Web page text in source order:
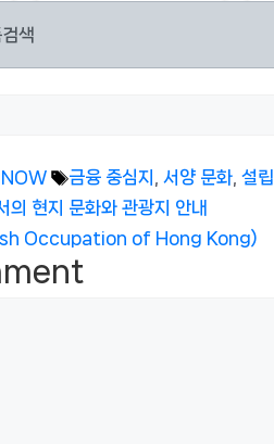
색
Tags
금융 중심지 서양 문화 설립
현지 문화와 관광지 안내
Occupation of Hong Kong)